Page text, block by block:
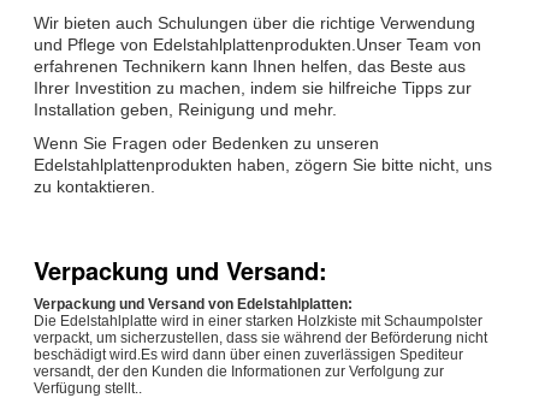
Wir bieten auch Schulungen über die richtige Verwendung
und Pflege von Edelstahlplattenprodukten.Unser Team von
erfahrenen Technikern kann Ihnen helfen, das Beste aus
Ihrer Investition zu machen, indem sie hilfreiche Tipps zur
Installation geben, Reinigung und mehr.
Wenn Sie Fragen oder Bedenken zu unseren
Edelstahlplattenprodukten haben, zögern Sie bitte nicht, uns
zu kontaktieren.
Verpackung und Versand:
Verpackung und Versand von Edelstahlplatten:
Die Edelstahlplatte wird in einer starken Holzkiste mit Schaumpolster
verpackt, um sicherzustellen, dass sie während der Beförderung nicht
beschädigt wird.Es wird dann über einen zuverlässigen Spediteur
versandt, der den Kunden die Informationen zur Verfolgung zur
Verfügung stellt..